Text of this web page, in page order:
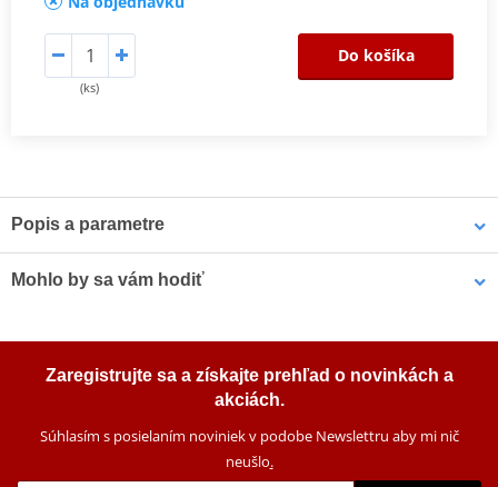
(ks)
Do košíka
Popis a parametre
Mohlo by sa vám hodiť
Zaregistrujte sa a získajte prehľad o novinkách a
akciách.
Súhlasím s posielaním noviniek v podobe Newslettru aby mi nič
neušlo.